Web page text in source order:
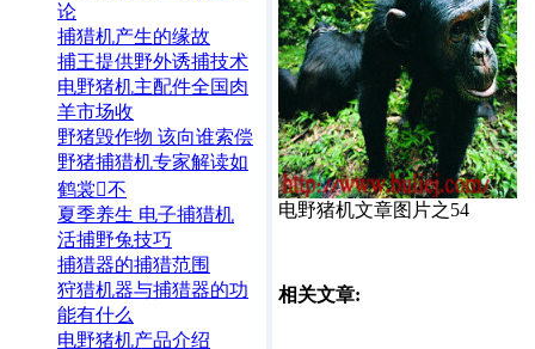
论
捕猎机产生的缘故
捕王提供野外诱捕技术
电野猪机主配件全国肉
羊市场收
野猪毁作物 该向谁索偿
野猪捕猎机专家解读如
鹤裳不
夏季养生 电子捕猎机
活捕野兔技巧
捕猎器的捕猎范围
狩猎机器与捕猎器的功
能有什么
电野猪机产品介绍
电野猪机文章图片之54
相关文章: